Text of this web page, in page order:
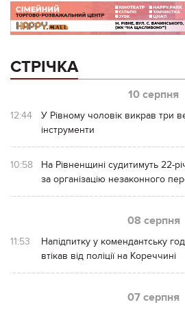
СТРІЧКА
10 серпня
12:44
У Рівному чоловік викрав три
інструменти
10:58
На Рівненщині судитимуть 22-
за організацію незаконного
08 серпня
11:53
Напідпитку у комендантську
втікав від поліції на Кореччині
07 серпня